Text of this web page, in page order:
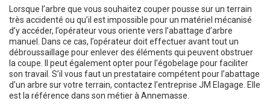
Lorsque l’arbre que vous souhaitez couper pousse sur un terrain
très accidenté ou qu’il est impossible pour un matériel mécanisé
d’y accéder, l’opérateur vous oriente vers l’abattage d’arbre
manuel. Dans ce cas, l’opérateur doit effectuer avant tout un
débroussaillage pour enlever des éléments qui peuvent obstruer
la coupe. Il peut également opter pour l’égobelage pour faciliter
son travail. S’il vous faut un prestataire compétent pour l’abattage
d’un arbre sur votre terrain, contactez l’entreprise JM Elagage. Elle
est la référence dans son métier à Annemasse.